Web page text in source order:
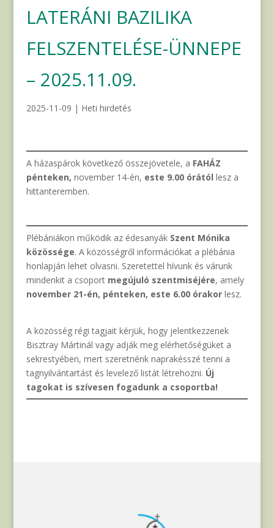
LATERÁNI BAZILIKA
FELSZENTELÉSE-ÜNNEPE
– 2025.11.09.
2025-11-09 | Heti hirdetés
A házaspárok következő összejövetele, a FAHÁZ
pénteken, november 14-én, este 9.00 órától lesz a
hittanteremben.
Plébániákon működik az édesanyák Szent Mónika
közössége. A közösségről információkat a plébánia
honlapján lehet olvasni. Szeretettel hívunk és várunk
mindenkit a csoport megújuló szentmiséjére, amely
november 21-én, pénteken, este 6.00 órakorlesz.
A közösség régi tagjait kérjük, hogy jelentkezzenek
Bisztray Mártinál vagy adják meg elérhetőségüket a
sekrestyében, mert szeretnénk naprakésszé tenni a
tagnyilvántartást és levelező listát létrehozni. Új
tagokat is szívesen fogadunk a csoportba!